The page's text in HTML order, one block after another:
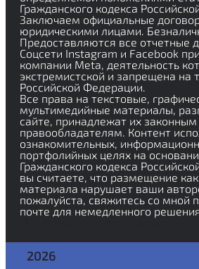
Гражданского кодекса
Заключаем официальные
юридическими лицами.
Предоставляются все отчетные
Соцсети Instagram и Facebook
компании Meta, деятельность
экстремистской и запрещена на
Российской Федерации.
Все права на текстовые,
мультимедийные материалы,
сайте, принадлежат их законным
правообладателям. Контент
ознакомительных,
портфолийных целях на
Гражданского кодекса
вы считаете, что размещение
материала нарушает ваши
пожалуйста, свяжитесь со мной
почте для немедленного
Политика конфиденциальности
2026